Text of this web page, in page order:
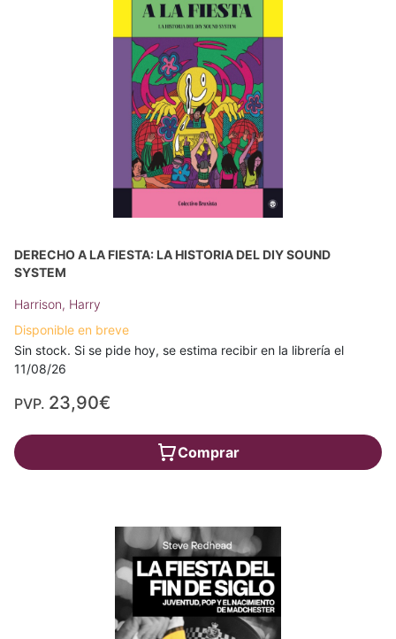
DERECHO A LA FIESTA: LA HISTORIA DEL DIY SOUND
SYSTEM
Harrison, Harry
Disponible en breve
Sin stock. Si se pide hoy, se estima recibir en la librería el
11/08/26
PVP. 23,90€
Comprar